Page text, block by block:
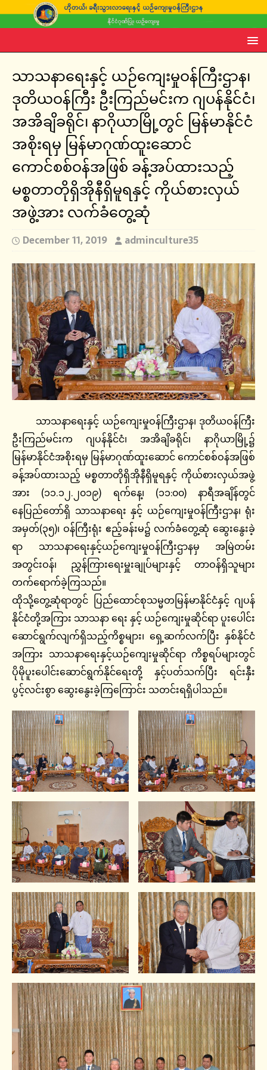
သာသနာရေးနှင့် ယဉ်ကျေးမှုဝန်ကြီးဌာန၊
ဒုတိယဝန်ကြီး ဦးကြည်မင်းက ဂျပန်နိုင်ငံ၊
အအိချိခရိုင်၊ နာဂိုယာမြို့တွင် မြန်မာနိုင်ငံ
အစိုးရမှ မြန်မာဂုဏ်ထူးဆောင်
ကောင်စစ်ဝန်အဖြစ် ခန့်အပ်ထားသည့်
မစ္စတာတိုရှိအိုနီရှိမူရနှင့် ကိုယ်စားလှယ်
အဖွဲ့အား လက်ခံတွေ့ဆုံ
December 11, 2019 adminculture35
သာသနာရေးနှင့် ယဉ်ကျေးမှုဝန်ကြီးဌာန၊ ဒုတိယဝန်ကြီး
ဦးကြည်မင်းက ဂျပန်နိုင်ငံ၊ အအိချိခရိုင်၊ နာဂိုယာမြို့၌
မြန်မာနိုင်ငံအစိုးရမှ မြန်မာဂုဏ်ထူးဆောင် ကောင်စစ်ဝန်အဖြစ်
ခန့်အပ်ထားသည့် မစ္စတာတိုရှိအိုနီရှိမူရနှင့် ကိုယ်စားလှယ်အဖွဲ့
အား (၁၁.၁၂.၂၀၁၉) ရက်နေ့၊ (၁၁:၀၀) နာရီအချိန်တွင်
နေပြည်တော်ရှိ သာသနာရေး နှင့် ယဉ်ကျေးမှုဝန်ကြီးဌာန၊ ရုံး
အမှတ်(၃၅)၊ ဝန်ကြီးရုံး ဧည့်ခန်းမ၌ လက်ခံတွေ့ဆုံ ဆွေးနွေးခဲ့
ရာ သာသနာရေးနှင့်ယဉ်ကျေးမှုဝန်ကြီးဌာနမှ အမြဲတမ်း
အတွင်းဝန်၊ ညွှန်ကြားရေးမှူးချုပ်များနှင့် တာဝန်ရှိသူများ
တက်ရောက်ခဲ့ကြသည်။
ထိုသို့တွေ့ဆုံရာတွင် ပြည်ထောင်စုသမ္မတမြန်မာနိုင်ငံနှင့် ဂျပန်
နိုင်ငံတို့အကြား သာသနာ ရေး နှင့် ယဉ်ကျေးမှုဆိုင်ရာ ပူးပေါင်း
ဆောင်ရွက်လျက်ရှိသည့်ကိစ္စများ၊ ရှေ့ဆက်လက်ပြီး နှစ်နိုင်ငံ
အကြား သာသနာရေးနှင့်ယဉ်ကျေးမှုဆိုင်ရာ ကိစ္စရပ်များတွင်
ပိုမိုပူးပေါင်းဆောင်ရွက်နိုင်ရေးတို့ နှင့်ပတ်သက်ပြီး ရင်းနှီး
ပွင့်လင်းစွာ ဆွေးနွေးခဲ့ကြကြောင်း သတင်းရရှိပါသည်။